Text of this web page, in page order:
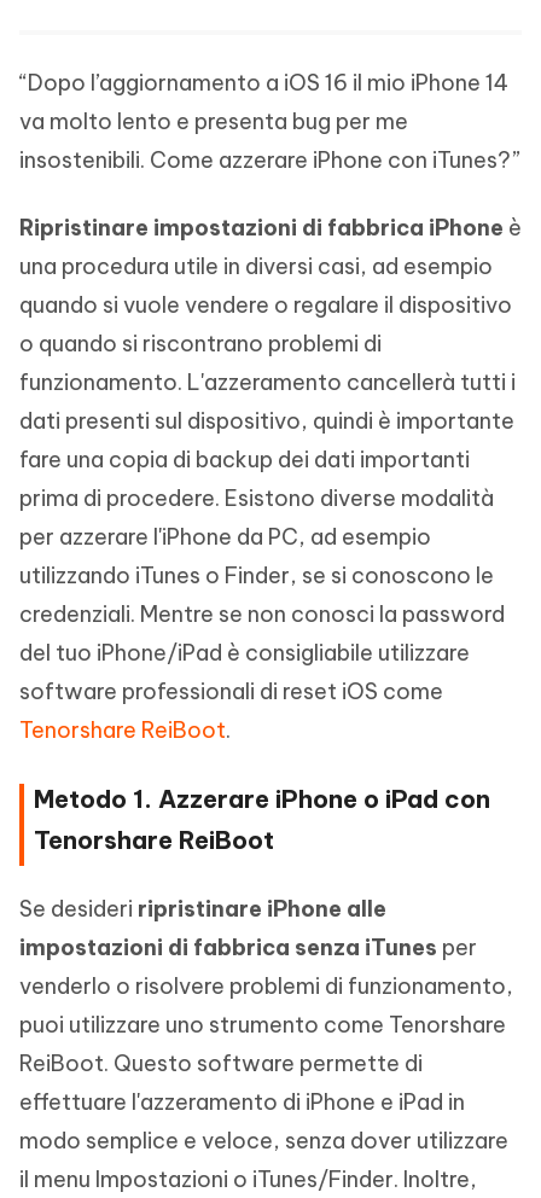
“Dopo l’aggiornamento a iOS 16 il mio iPhone 14
va molto lento e presenta bug per me
insostenibili. Come azzerare iPhone con iTunes?”
Ripristinare impostazioni di fabbrica iPhone è
una procedura utile in diversi casi, ad esempio
quando si vuole vendere o regalare il dispositivo
o quando si riscontrano problemi di
funzionamento. L'azzeramento cancellerà tutti i
dati presenti sul dispositivo, quindi è importante
fare una copia di backup dei dati importanti
prima di procedere. Esistono diverse modalità
per azzerare l'iPhone da PC, ad esempio
utilizzando iTunes o Finder, se si conoscono le
credenziali. Mentre se non conosci la password
del tuo iPhone/iPad è consigliabile utilizzare
software professionali di reset iOS come
Tenorshare ReiBoot.
Metodo 1. Azzerare iPhone o iPad con
Tenorshare ReiBoot
Se desideri ripristinare iPhone alle
impostazioni di fabbrica senza iTunes per
venderlo o risolvere problemi di funzionamento,
puoi utilizzare uno strumento come Tenorshare
ReiBoot. Questo software permette di
effettuare l'azzeramento di iPhone e iPad in
modo semplice e veloce, senza dover utilizzare
il menu Impostazioni o iTunes/Finder. Inoltre,